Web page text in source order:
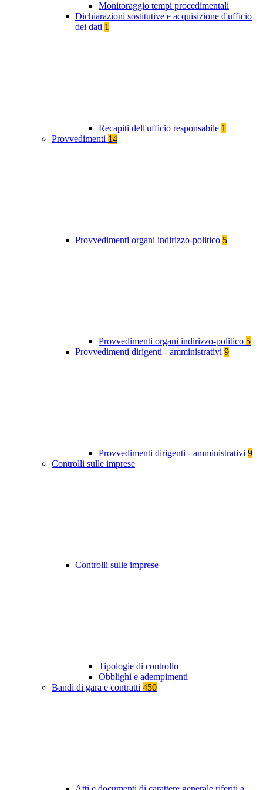
Monitoraggio tempi procedimentali
Dichiarazioni sostitutive e acquisizione d'ufficio
dei dati 1
Recapiti dell'ufficio responsabile 1
Provvedimenti 14
Provvedimenti organi indirizzo-politico 5
Provvedimenti organi indirizzo-politico 5
Provvedimenti dirigenti - amministrativi 9
Provvedimenti dirigenti - amministrativi 9
Controlli sulle imprese
Controlli sulle imprese
Tipologie di controllo
Obblighi e adempimenti
Bandi di gara e contratti 450